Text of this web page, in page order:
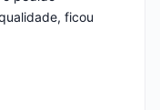
ficou